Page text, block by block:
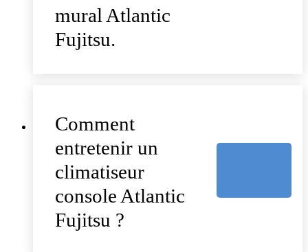
mural Atlantic
Fujitsu.
Comment
entretenir un
climatiseur
console Atlantic
Fujitsu ?